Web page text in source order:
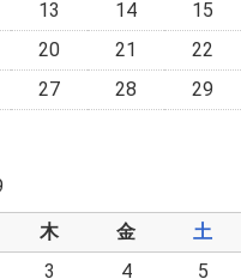
13 14
15
20 21
22
27 28
29
木 金
土
3 4
5